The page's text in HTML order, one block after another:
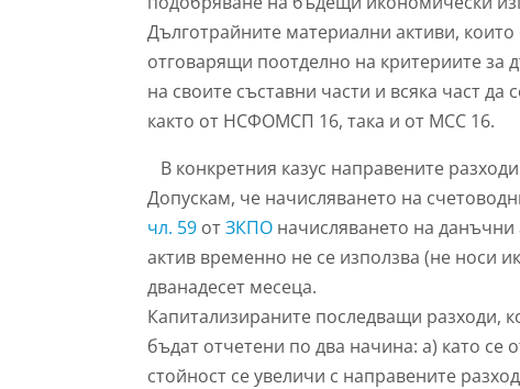
Дълготрайните материални активи,
отговарящи поотделно на критериите за
на своите съставни части и всяка част
както от НСФОМСП 16, така и от МСС 16.
В конкретния казус направените
Допускам, че начисляването на
чл. 59 отЗКПО начисляването на данъчни
актив временно не се използва (не носи
дванадесет месеца.
Капитализираните последващи разходи,
бъдат отчетени по два начина: а) като
стойност се увеличи с направените